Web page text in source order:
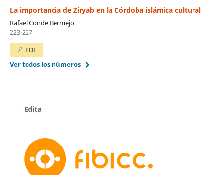
La importancia de Ziryab en la Córdoba islámica cultural
Rafael Conde Bermejo
223-227
PDF
Ver todos los números